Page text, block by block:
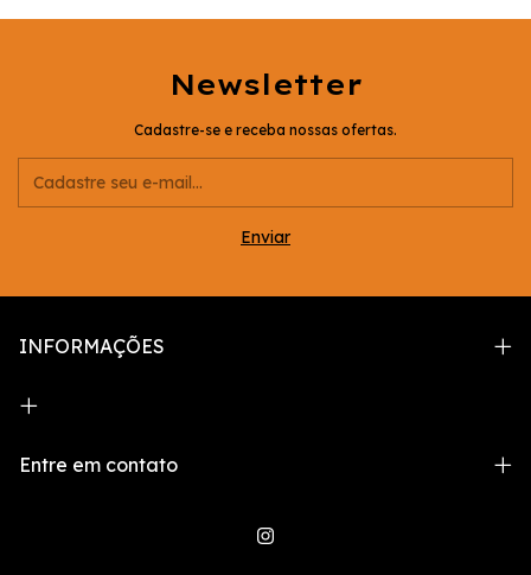
Newsletter
Cadastre-se e receba nossas ofertas.
INFORMAÇÕES
Entre em contato